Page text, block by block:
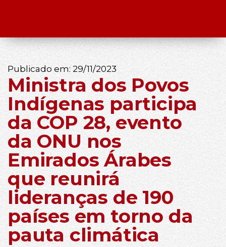
Publicado em: 29/11/2023
Ministra dos Povos
Indígenas participa
da COP 28, evento
da ONU nos
Emirados Árabes
que reunirá
lideranças de 190
países em torno da
pauta climática